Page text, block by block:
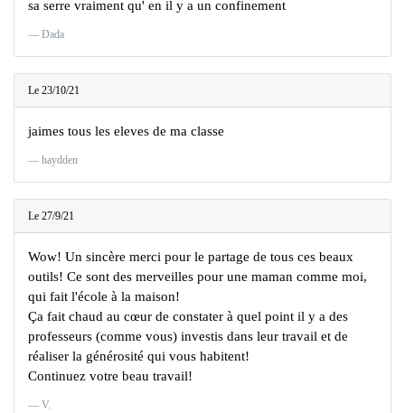
sa serre vraiment qu' en il y a un confinement
Dada
Le 23/10/21
jaimes tous les eleves de ma classe
haydden
Le 27/9/21
Wow! Un sincère merci pour le partage de tous ces beaux
outils! Ce sont des merveilles pour une maman comme moi,
qui fait l'école à la maison!
Ça fait chaud au cœur de constater à quel point il y a des
professeurs (comme vous) investis dans leur travail et de
réaliser la générosité qui vous habitent!
Continuez votre beau travail!
V.